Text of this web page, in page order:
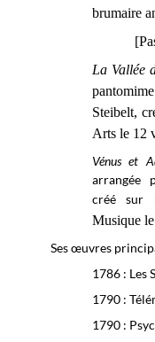
brumaire
La Vallée
Steibelt,
Arts le 12
Vénus et
arrangée
créé sur
Musique le
Ses œuvres
1786 : Les
1790 :
1790 :